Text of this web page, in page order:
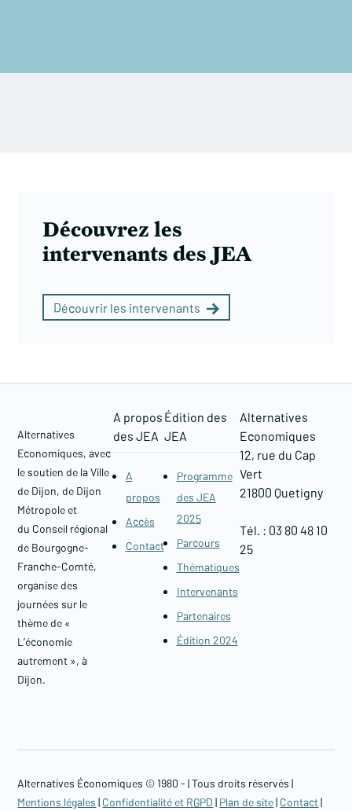
Découvrez les
intervenants des JEA
Découvrir les intervenants
Alternatives
Economiques, avec
le soutien de la Ville
de Dijon, de Dijon
Métropole et
du Conseil régional
de Bourgogne-
Franche-Comté,
organise des
journées sur le
thème de «
L’économie
autrement », à
Dijon.
A propos
des JEA
A
propos
Accès
Contact
Édition des
JEA
Programme
des JEA
2025
Parcours
Thématiques
Intervenants
Partenaires
Édition 2024
Alternatives
Economiques
12, rue du Cap
Vert
21800 Quetigny​
Tél. : 03 80 48 10
25
Alternatives Économiques © 1980 -| Tous droits réservés |
Mentions légales | Confidentialité et RGPD | Plan de site| Contact|